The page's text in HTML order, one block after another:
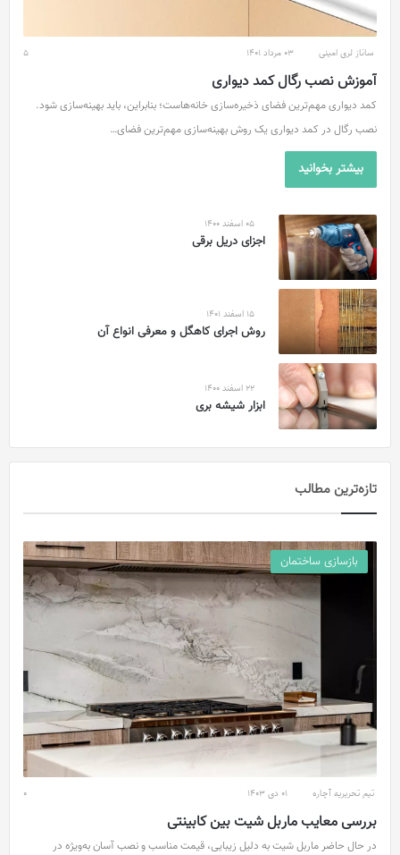
ساناز لری امینی 03 مرداد 1401 5
آموزش نصب رگال کمد دیواری
کمد دیواری مهم‌ترین فضای ذخیره‌سازی خانه‌هاست؛ بنابراین، باید بهینه‌سازی شود.
نصب رگال در کمد دیواری یک روش بهینه‌سازی مهم‌ترین فضای…
بیشتر بخوانید
05 اسفند 1400
اجزای دریل برقی
15 اسفند 1401
روش اجرای کاهگل و معرفی انواع آن
22 اسفند 1400
ابزار شیشه بری
تازه‌ترین مطالب
بازسازی ساختمان
تیم تحریریه آچاره 01 دی 1403 0
بررسی معایب ماربل شیت بین کابینتی
در حال حاضر ماربل شیت به دلیل زیبایی، قیمت مناسب و نصب آسان به‌ویژه در